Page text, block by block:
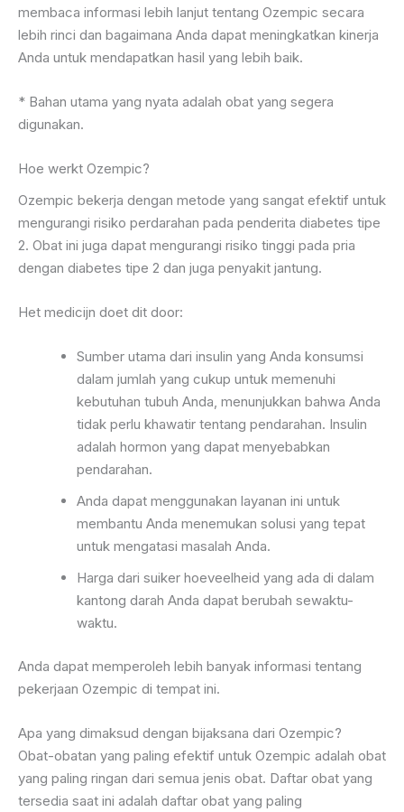
membaca informasi lebih lanjut tentang Ozempic secara
lebih rinci dan bagaimana Anda dapat meningkatkan kinerja
Anda untuk mendapatkan hasil yang lebih baik.
* Bahan utama yang nyata adalah obat yang segera
digunakan.
Hoe werkt Ozempic?
Ozempic bekerja dengan metode yang sangat efektif untuk
mengurangi risiko perdarahan pada penderita diabetes tipe
2. Obat ini juga dapat mengurangi risiko tinggi pada pria
dengan diabetes tipe 2 dan juga penyakit jantung.
Het medicijn doet dit door:
Sumber utama dari insulin yang Anda konsumsi
dalam jumlah yang cukup untuk memenuhi
kebutuhan tubuh Anda, menunjukkan bahwa Anda
tidak perlu khawatir tentang pendarahan. Insulin
adalah hormon yang dapat menyebabkan
pendarahan.
Anda dapat menggunakan layanan ini untuk
membantu Anda menemukan solusi yang tepat
untuk mengatasi masalah Anda.
Harga dari suiker hoeveelheid yang ada di dalam
kantong darah Anda dapat berubah sewaktu-
waktu.
Anda dapat memperoleh lebih banyak informasi tentang
pekerjaan Ozempic di tempat ini.
Apa yang dimaksud dengan bijaksana dari Ozempic?
Obat-obatan yang paling efektif untuk Ozempic adalah obat
yang paling ringan dari semua jenis obat. Daftar obat yang
tersedia saat ini adalah daftar obat yang paling